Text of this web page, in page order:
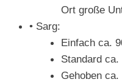
Ort große
• Sarg:
Einfach ca.
Standard
Gehoben